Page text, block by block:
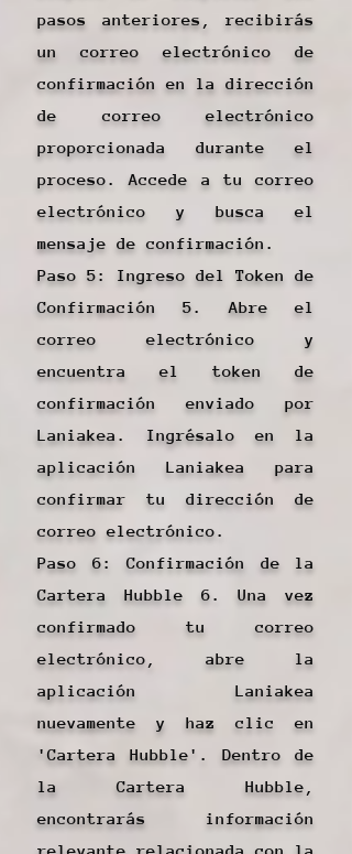
pasos anteriores, recibirás
un correo electrónico de
confirmación en la dirección
de correo electrónico
proporcionada durante el
proceso. Accede a tu correo
electrónico y busca el
mensaje de confirmación.
Paso 5: Ingreso del Token de
Confirmación 5. Abre el
correo electrónico y
encuentra el token de
confirmación enviado por
Laniakea. Ingrésalo en la
aplicación Laniakea para
confirmar tu dirección de
correo electrónico.
Paso 6: Confirmación de la
Cartera Hubble 6. Una vez
confirmado tu correo
electrónico, abre la
aplicación Laniakea
nuevamente y haz clic en
'Cartera Hubble'. Dentro de
la Cartera Hubble,
encontrarás información
relevante relacionada con la